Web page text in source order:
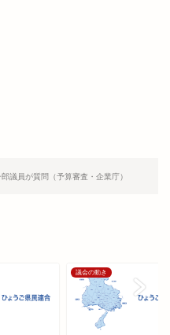
議員が質問（予算審査・企業庁）
議会の動き